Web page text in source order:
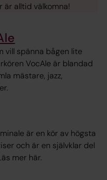
är alltid välkomna!
vill spänna bågen lite
VocAle är blandad
mästare, jazz,
är en kör av högsta
och är en självklar del
mer här.